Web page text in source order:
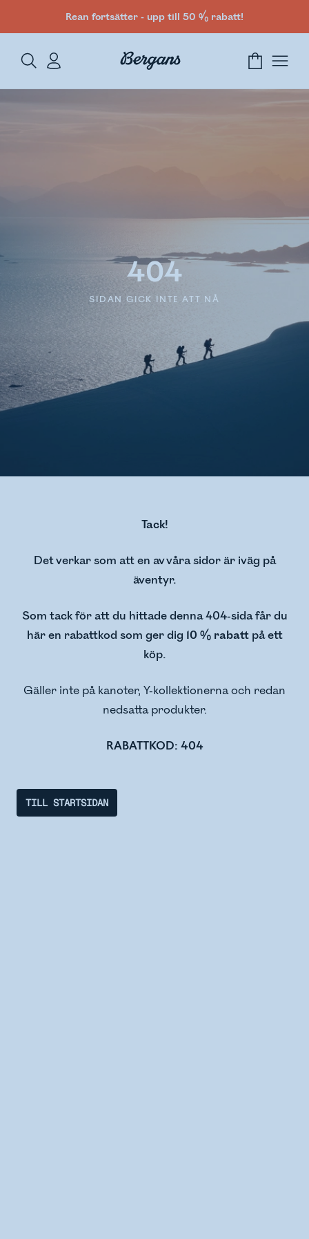
Rean fortsätter - upp till 50 % rabatt!
404
SIDAN GICK INTE ATT NÅ
Tack!
Det verkar som att en av våra sidor är iväg på
äventyr.
Som tack för att du hittade denna 404-sida får du
här en rabattkod som ger dig 10 % rabattpå ett
köp.
Gäller inte på kanoter, Y-kollektionerna och redan
nedsatta produkter.
RABATTKOD: 404
TILL STARTSIDAN